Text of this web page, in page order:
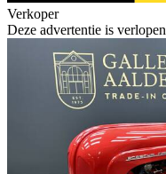
Verkoper
Deze advertentie is verlopen